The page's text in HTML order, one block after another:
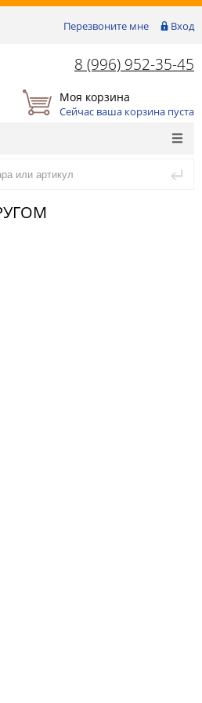
Перезвоните мне Вход
8 (996) 952-35-45
Моя корзина
Сейчас ваша корзина пуста